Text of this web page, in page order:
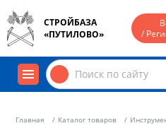
СТРОЙБАЗА
«ПУТИЛОВО»
/
Главная Каталог товаров